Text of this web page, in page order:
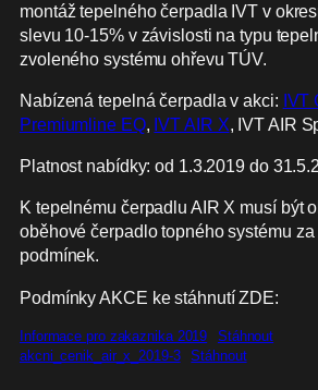
montáž tepelného čerpadla IVT v
slevu 10-15% v závislosti na typu
zvoleného systému ohřevu TÚV.
Nabízená tepelná čerpadla v akci: IVT
Premiumline EQ, IVT AIR X, IVT AIR
Platnost nabídky: od 1.3.2019 do
K tepelnému čerpadlu AIR X musí být
oběhové čerpadlo topného systému
podmínek.
Podmínky AKCE ke stáhnutí ZDE:
Informace pro zakaznika 2019
Stáhnout
akcni_cenik_air_x_2019-3
Stáhnout